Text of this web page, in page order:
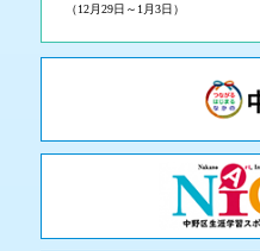
（12月29日～1月3日）